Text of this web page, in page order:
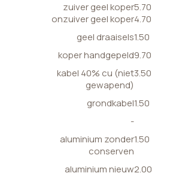
zuiver geel koper
onzuiver geel koper
5.70
4.70
geel draaisels1.50
koper handgepeld9.70
kabel 40% cu (niet
gewapend)
3.50
grondkabel1.50
-
aluminium zonder
conserven
1.50
aluminium nieuw2.00